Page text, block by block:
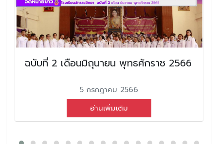
ฉบับที่ 2 เดือนมิถุนายน พุทธศักราช 2566
5 กรกฎาคม 2566
อ่านเพิ่มเติม